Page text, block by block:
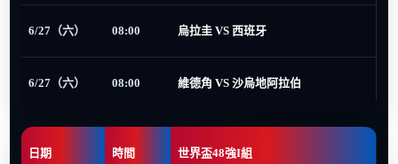
6/27（六） 08:00 烏拉圭 VS 西班牙
6/27（六） 08:00 維德角 VS 沙烏地阿拉伯
日期 時間 世界盃48強I組